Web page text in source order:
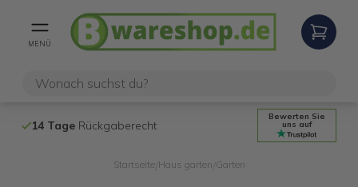
MENÜ
14 Tage Rückgaberecht Kostenloser
Bewerten Sie
uns auf
Startseite/ Haus garten Garten